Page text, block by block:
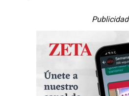
Publicidad